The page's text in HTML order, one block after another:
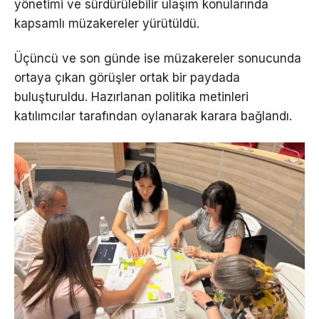
yönetimi ve sürdürülebilir ulaşım konularında
kapsamlı müzakereler yürütüldü.
Üçüncü ve son günde ise müzakereler sonucunda
ortaya çıkan görüşler ortak bir paydada
buluşturuldu. Hazırlanan politika metinleri
katılımcılar tarafından oylanarak karara bağlandı.